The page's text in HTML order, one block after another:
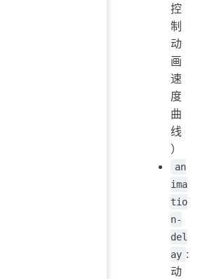
控
制
动
画
速
度
曲
线
）
an
ima
tio
n-
del
ay :
动